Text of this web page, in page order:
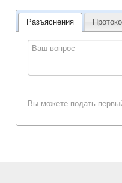
Разъяснения
Вы можете подать